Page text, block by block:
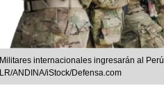
Militares internacionales ingresarán al
LR/ANDINA/iStock/Defensa.com